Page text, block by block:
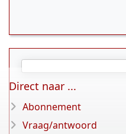
Direct naar ...
Abonnement
Vraag/antwoord